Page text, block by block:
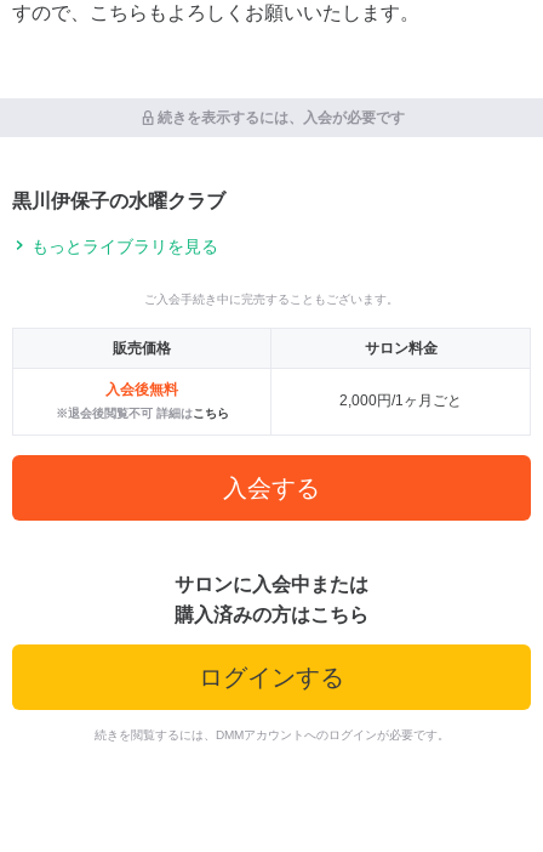
すので、こちらもよろしくお願いいたします。
続きを表示するには、入会が必要です
黒川伊保子の水曜クラブ
もっとライブラリを見る
ご入会手続き中に完売することもございます。
販売価格 サロン料金
入会後無料
※退会後閲覧不可 詳細はこちら
2,000円/1ヶ月ごと
入会する
サロンに入会中または
購入済みの方はこちら
ログインする
続きを閲覧するには、DMMアカウントへのログインが必要です。